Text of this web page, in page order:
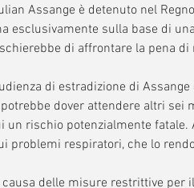
Assange è detenuto nel
esclusivamente sulla base di
di affrontare la pena di
di estradizione di
dover attendere altri sei
un rischio potenzialmente
problemi respiratori, che lo
causa delle misure restrittive per